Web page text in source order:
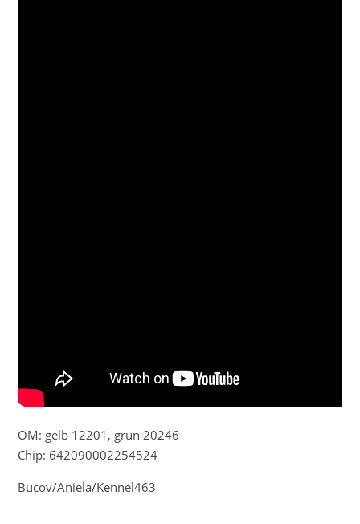
OM: gelb 12201, grün 20246
Chip: 642090002254524
Bucov/Aniela/Kennel463